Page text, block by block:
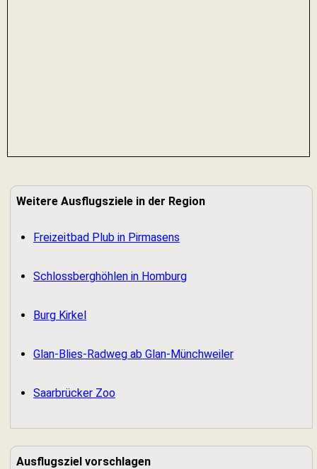
Weitere Ausflugsziele in der Region
Freizeitbad Plub in Pirmasens
Schlossberghöhlen in Homburg
Burg Kirkel
Glan-Blies-Radweg ab Glan-Münchweiler
Saarbrücker Zoo
Ausflugsziel vorschlagen